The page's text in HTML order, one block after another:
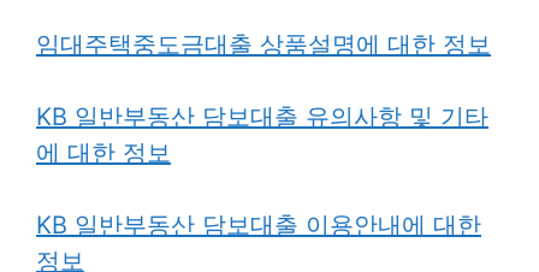
임대주택중도금대출 상품설명에 대한 정보
KB 일반부동산 담보대출 유의사항 및 기타
에 대한 정보
KB 일반부동산 담보대출 이용안내에 대한
정보